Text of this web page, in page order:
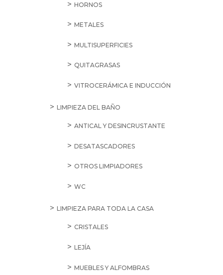
HORNOS
METALES
MULTISUPERFICIES
QUITAGRASAS
VITROCERÁMICA E INDUCCIÓN
LIMPIEZA DEL BAÑO
ANTICAL Y DESINCRUSTANTE
DESATASCADORES
OTROS LIMPIADORES
WC
LIMPIEZA PARA TODA LA CASA
CRISTALES
LEJÍA
MUEBLES Y ALFOMBRAS